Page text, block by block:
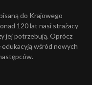
do Krajowego
120 lat nasi strażacy
jej potrzebują. Oprócz
edukacyją wśród nowych